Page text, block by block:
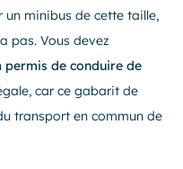
un minibus de cette taille,
pas. Vous devez
permis de conduire de
car ce gabarit de
transport en commun de